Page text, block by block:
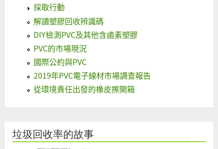
採取行動
解讀塑膠回收辨識碼
DIY檢測PVC及其他含鹵素塑膠
PVC的市場現況
國際公約與PVC
2019年PVC電子線材市場調查報告
從環境責任出發的橡皮擦開箱
垃圾回收率的故事